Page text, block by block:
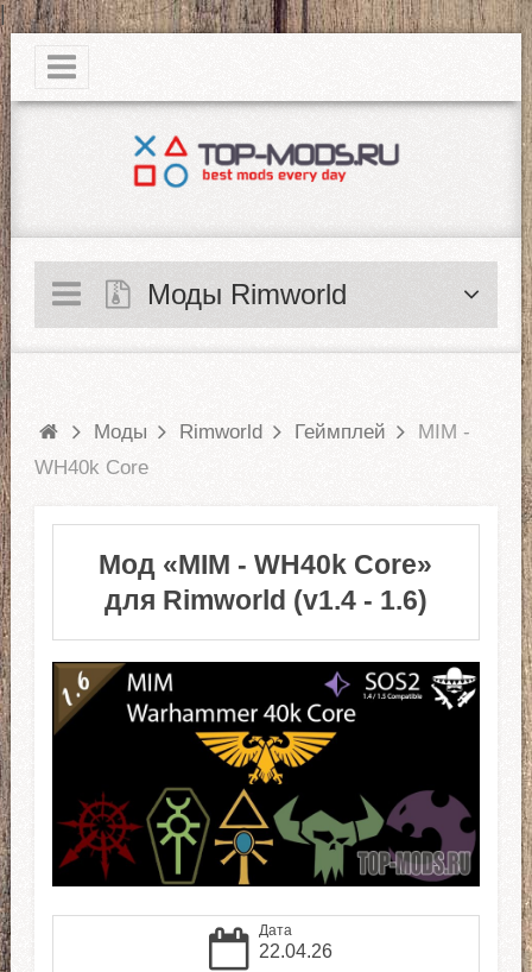
|
Моды Rimworld
Моды Rimworld Геймплей
MIM -
WH40k Core
Мод «MIM - WH40k Core»
для Rimworld (v1.4 - 1.6)
Дата
22.04.26